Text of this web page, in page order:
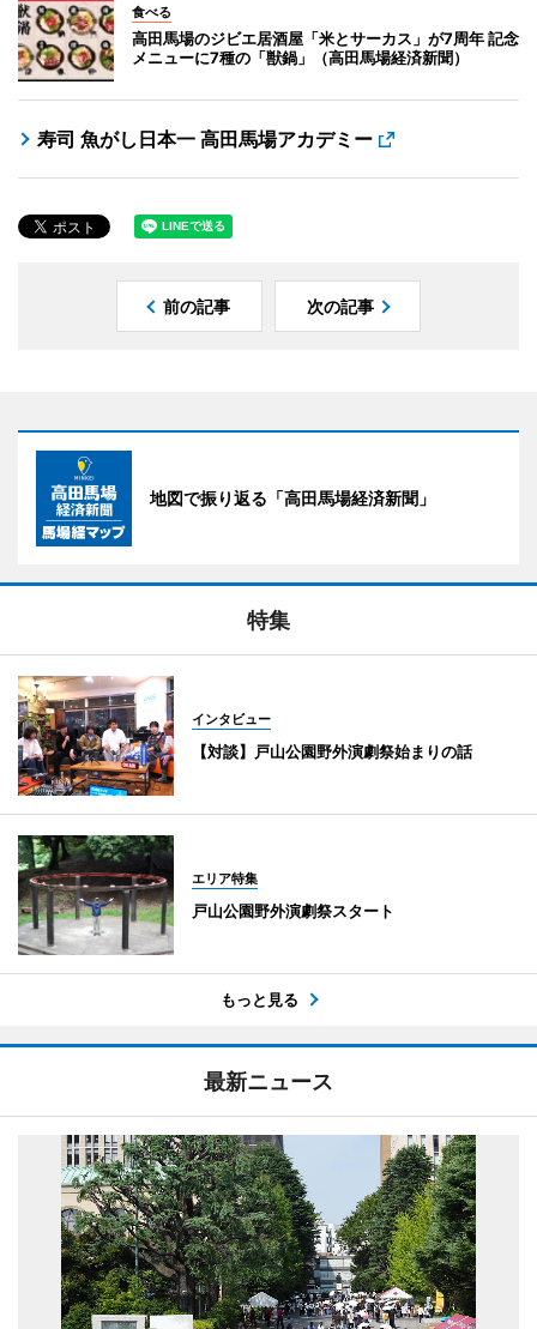
食べる
高田馬場のジビエ居酒屋「米とサーカス」が7周年 記念
メニューに7種の「獣鍋」（高田馬場経済新聞）
寿司 魚がし日本一 高田馬場アカデミー
前の記事 次の記事
地図で振り返る「高田馬場経済新聞」
特集
インタビュー
【対談】戸山公園野外演劇祭始まりの話
エリア特集
戸山公園野外演劇祭スタート
もっと見る
最新ニュース